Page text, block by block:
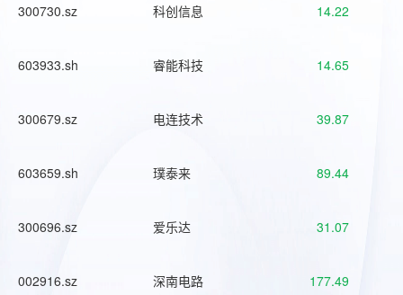
300730.sz 科创信息 14.22
603933.sh 睿能科技 14.65
300679.sz 电连技术 39.87
603659.sh 璞泰来 89.44
300696.sz 爱乐达 31.07
002916.sz 深南电路 177.49